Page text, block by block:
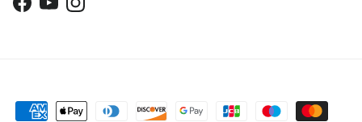
Facebook
YouTubeInstagram